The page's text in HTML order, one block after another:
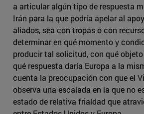
a articular algún tipo de respuesta
Irán para la que podría apelar al
aliados, sea con tropas o con
determinar en qué momento y
producir tal solicitud, con qué
qué respuesta daría Europa a la
cuenta la preocupación con que el
observa una escalada en la que no
estado de relativa frialdad que